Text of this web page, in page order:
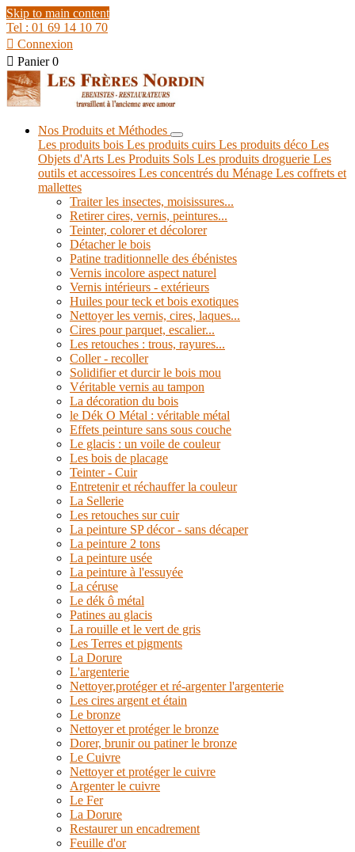
Skip to main content
Tel : 01 69 14 10 70
 Connexion
 Panier 0
Nos Produits et Méthodes
Les produits bois Les produits cuirs Les produits déco Les
Objets d'Arts Les Produits Sols Les produits droguerie Les
outils et accessoires Les concentrés du Ménage Les coffrets et
mallettes
Traiter les insectes, moisissures...
Retirer cires, vernis, peintures...
Teinter, colorer et décolorer
Détacher le bois
Patine traditionnelle des ébénistes
Vernis incolore aspect naturel
Vernis intérieurs - extérieurs
Huiles pour teck et bois exotiques
Nettoyer les vernis, cires, laques...
Cires pour parquet, escalier...
Les retouches : trous, rayures...
Coller - recoller
Solidifier et durcir le bois mou
Véritable vernis au tampon
La décoration du bois
le Dék O Métal : véritable métal
Effets peinture sans sous couche
Le glacis : un voile de couleur
Les bois de placage
Teinter - Cuir
Entretenir et réchauffer la couleur
La Sellerie
Les retouches sur cuir
La peinture SP décor - sans décaper
La peinture 2 tons
La peinture usée
La peinture à l'essuyée
La céruse
Le dék ô métal
Patines au glacis
La rouille et le vert de gris
Les Terres et pigments
La Dorure
L'argenterie
Nettoyer,protéger et ré-argenter l'argenterie
Les cires argent et étain
Le bronze
Nettoyer et protéger le bronze
Dorer, brunir ou patiner le bronze
Le Cuivre
Nettoyer et protéger le cuivre
Argenter le cuivre
Le Fer
La Dorure
Restaurer un encadrement
Feuille d'or